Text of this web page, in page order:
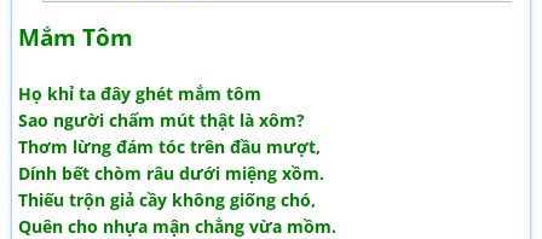
Mắm Tôm
Họ khỉ ta đây ghét mắm tôm
Sao người chấm mút thật là xôm?
Thơm lừng đám tóc trên đầu mượt,
Dính bết chòm râu dưới miệng xồm.
Thiếu trộn giả cầy không giống chó,
Quên cho nhựa mận chẳng vừa mồm.